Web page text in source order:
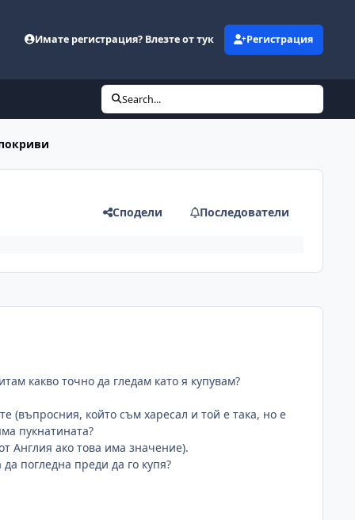
Имате регистрация? Влезте от тук Регистрация
Search...
Сподели Последователи
какво точно да гледам като я купувам?
(въпросния, който съм харесал и той е така, но е
пукнатината?
Англия ако това има значение).
погледна преди да го купя?